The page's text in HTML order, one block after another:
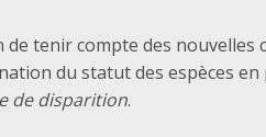
tenir compte des nouvelles
du statut des espèces en
de disparition.